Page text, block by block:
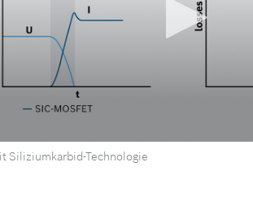
Siliziumkarbid-Technologie